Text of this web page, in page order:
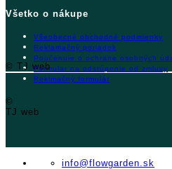
Všetko o nákupe
Všeobecné obchodné podmienky
Reklamačný poriadok
Poučenuie o ochrane osobných
Formular na odstúpenie od zmluvy
Reklmačný formulár
© TJ web
©
TJ web
info@flowgarden.sk